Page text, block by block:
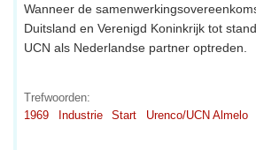
Wanneer de
Duitsland en Verenigd Koninkrijk tot
UCN als Nederlandse partner optreden.
Trefwoorden:
1969
Industrie Start Urenco/UCN Almelo